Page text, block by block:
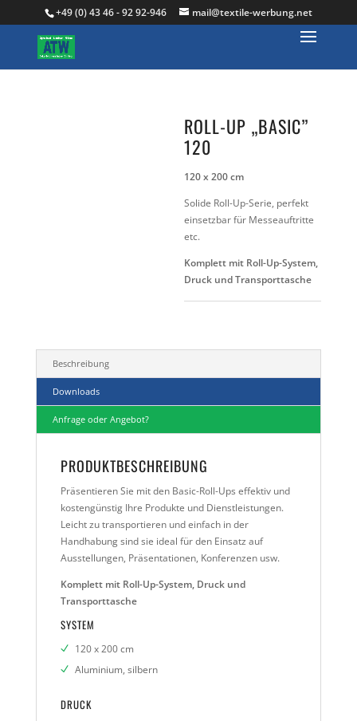
+49 (0) 43 46 - 92 92-946 mail@textile-werbung.net
ROLL-UP „BASIC”
120
120 x 200 cm
Solide Roll-Up-Serie, perfekt
einsetzbar für Messeauftritte
etc.
Komplett mit Roll-Up-System,
Druck und Transporttasche
Beschreibung
Downloads
Anfrage oder Angebot?
PRODUKTBESCHREIBUNG
Präsentieren Sie mit den Basic-Roll-Ups effektiv und
kostengünstig Ihre Produkte und Dienstleistungen.
Leicht zu transportieren und einfach in der
Handhabung sind sie ideal für den Einsatz auf
Ausstellungen, Präsentationen, Konferenzen usw.
Komplett mit Roll-Up-System, Druck und
Transporttasche
SYSTEM
120 x 200 cm
Aluminium, silbern
DRUCK